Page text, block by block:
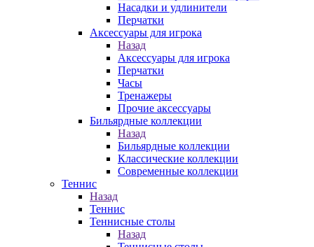
Насадки и удлинители
Перчатки
Аксессуары для игрока
Назад
Аксессуары для игрока
Перчатки
Часы
Тренажеры
Прочие аксессуары
Бильярдные коллекции
Назад
Бильярдные коллекции
Классические коллекции
Современные коллекции
Теннис
Назад
Теннис
Теннисные столы
Назад